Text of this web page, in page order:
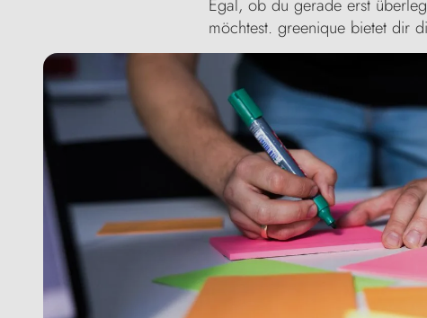
Egal, ob du gerade erst
möchtest. greenique bietet dir